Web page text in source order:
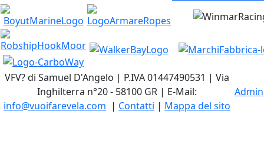
VFV? di Samuel D'Angelo | P.IVA 01447490531 | Via
Inghilterra n°20 - 58100 GR | E-Mail:
info@vuoifarevela.com | Contatti | Mappa del sito
Admin